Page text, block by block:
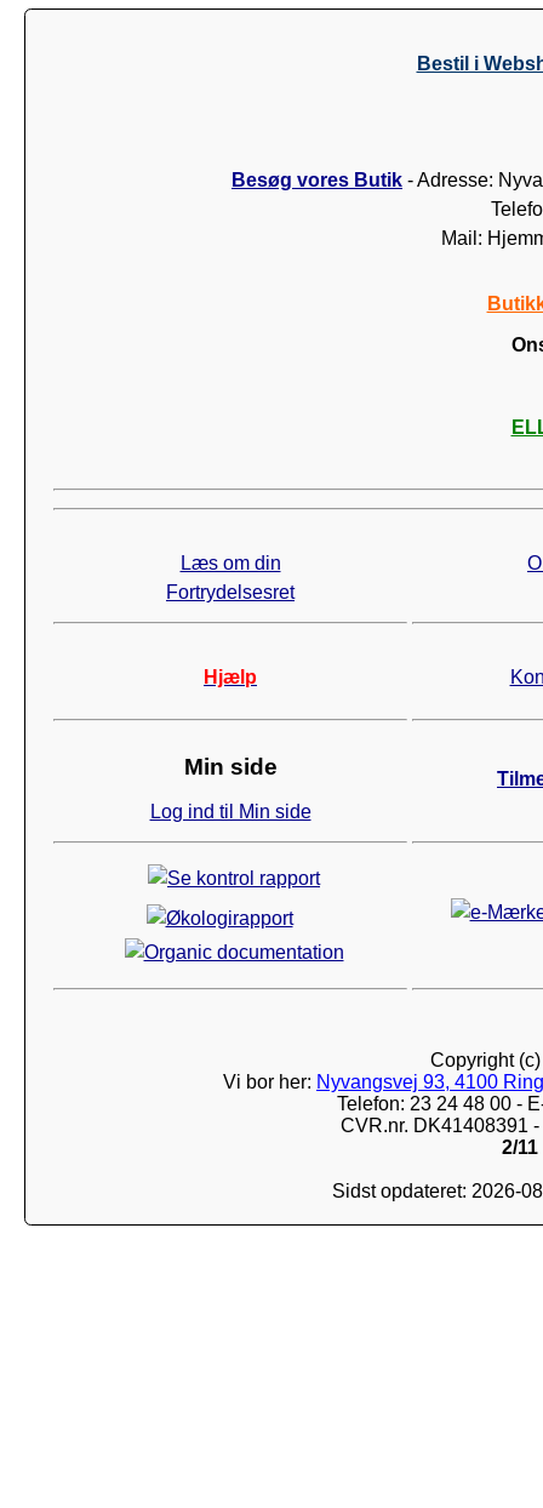
Bestil i
Besøg vores Butik - Adresse:
Mail:
Læs om din
Fortrydelsesret
Hjælp
Min side
Log ind til Min side
Copyright
Vi bor her: Nyvangsvej 93, 4100
Telefon: 23 24 48 00 -
CVR.nr. DK41408391
2/11
Sidst opdateret: 2026-